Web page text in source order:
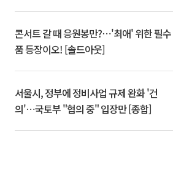
콘서트 갈 때 응원봉만?⋯'최애' 위한 필수
품 등장이오! [솔드아웃]
서울시, 정부에 정비사업 규제 완화 '건
의'⋯국토부 "협의 중" 입장만 [종합]